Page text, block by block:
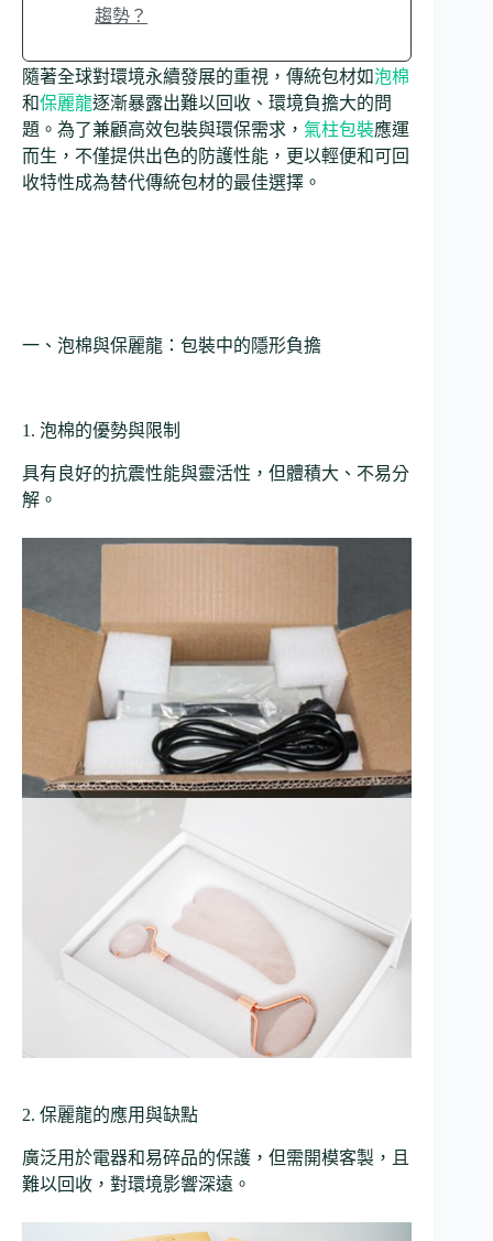
趨勢？
隨著全球對環境永續發展的重視，傳統包材如泡棉
和保麗龍逐漸暴露出難以回收、環境負擔大的問
題。為了兼顧高效包裝與環保需求， 氣柱包裝應運
而生，不僅提供出色的防護性能，更以輕便和可回
收特性成為替代傳統包材的最佳選擇。
一、泡棉與保麗龍：包裝中的隱形負擔
1. 泡棉的優勢與限制
具有良好的抗震性能與靈活性，但體積大、不易分
解。
2. 保麗龍的應用與缺點
廣泛用於電器和易碎品的保護，但需開模客製，且
難以回收，對環境影響深遠。